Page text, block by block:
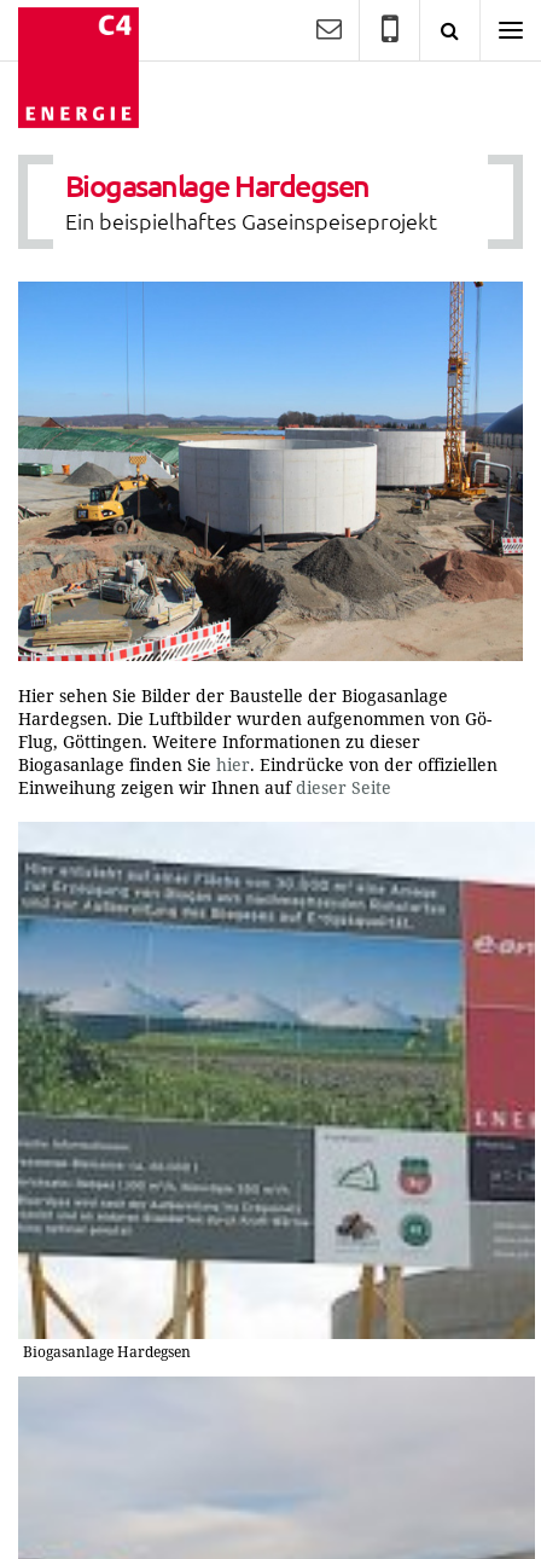
Kontakt
Suche
GmbH
Gas.
Biogasanlage Hardegsen
Ein beispielhaftes Gaseinspeiseprojekt
Hier sehen Sie Bilder der Baustelle der Biogasanlage
Hardegsen. Die Luftbilder wurden aufgenommen von Gö-
Flug, Göttingen. Weitere Informationen zu dieser
Biogasanlage finden Sie hier. Eindrücke von der offiziellen
Einweihung zeigen wir Ihnen aufdieser Seite
Biogasanlage Hardegsen